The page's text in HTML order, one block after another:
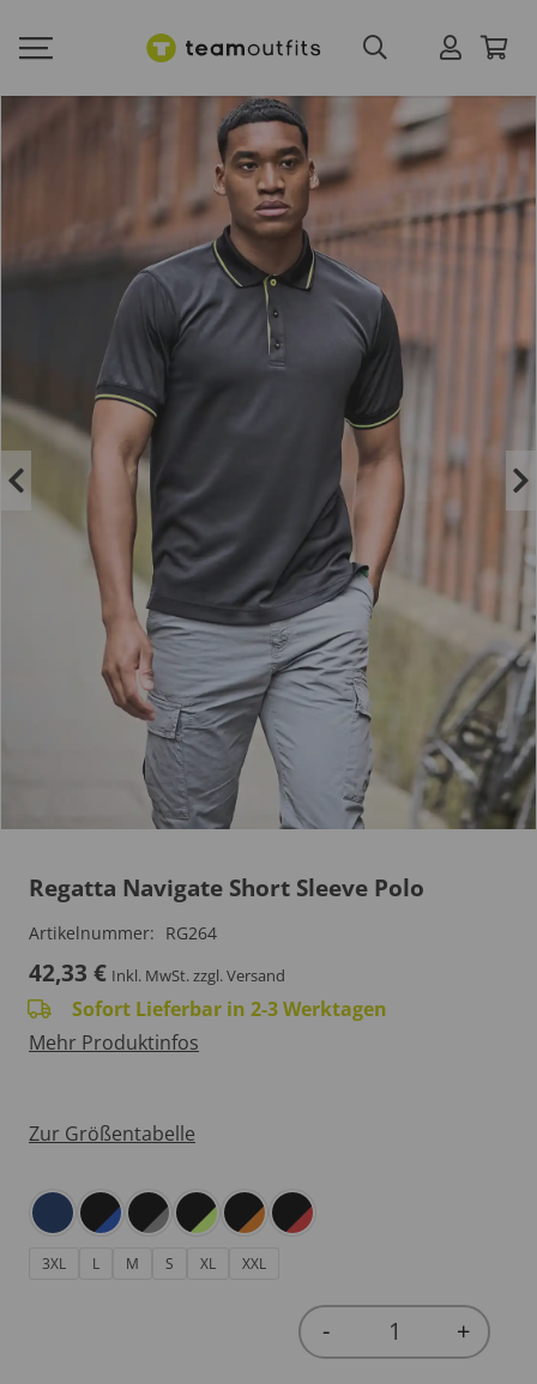
Regatta Navigate Short Sleeve Polo
Artikelnummer: RG264
42,33 € Inkl. MwSt.zzgl. Versand
Sofort Lieferbar in 2-3 Werktagen
Mehr Produktinfos
Zur Größentabelle
3XL L M S XL XXL
Quantity
- +